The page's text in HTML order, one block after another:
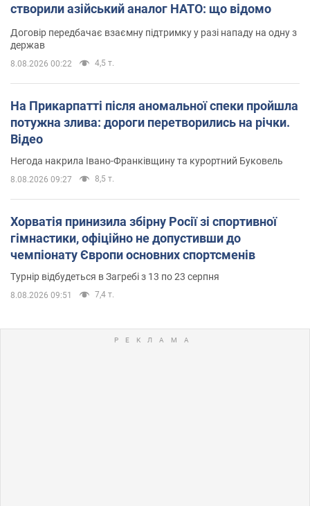
створили азійський аналог НАТО: що відомо
Договір передбачає взаємну підтримку у разі нападу на одну з
держав
8.08.2026 00:22 4,5 т.
На Прикарпатті після аномальної спеки пройшла
потужна злива: дороги перетворились на річки.
Відео
Негода накрила Івано-Франківщину та курортний Буковель
8.08.2026 09:27 8,5 т.
Хорватія принизила збірну Росії зі спортивної
гімнастики, офіційно не допустивши до
чемпіонату Європи основних спортсменів
Турнір відбудеться в Загребі з 13 по 23 серпня
8.08.2026 09:51 7,4 т.